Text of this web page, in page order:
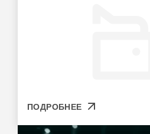
ПОДРОБНЕЕ